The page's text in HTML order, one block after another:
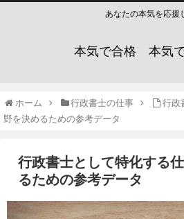
あなたの本気を応援
本気で合格 本気
ホーム 行政書士の仕事
行政
野を決めるための参考データ
行政書士として特化する
るための参考データ